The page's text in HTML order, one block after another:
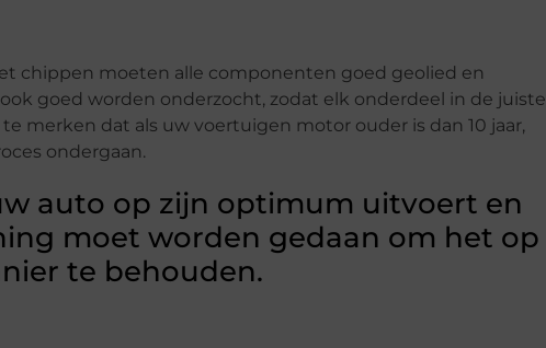
chippen moeten alle componenten goed geolied en
goed worden onderzocht, zodat elk onderdeel in de juiste
merken dat als uw voertuigen motor ouder is dan 10 jaar,
ondergaan.
auto op zijn optimum uitvoert en
moet worden gedaan om het op
te behouden.